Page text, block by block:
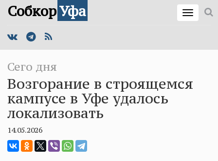
СобкорУфа
Сего дня
Возгорание в строящемся
кампусе в Уфе удалось
локализовать
14.05.2026